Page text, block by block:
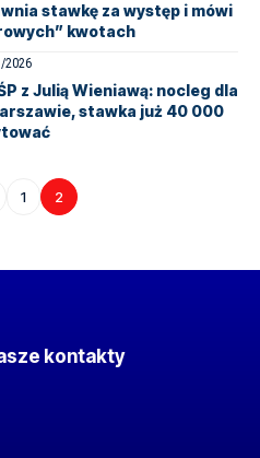
stawkę za występ i mówi
kwotach
2026
z Julią Wieniawą: nocleg dla
stawka już 40 000
1 2
kontakty